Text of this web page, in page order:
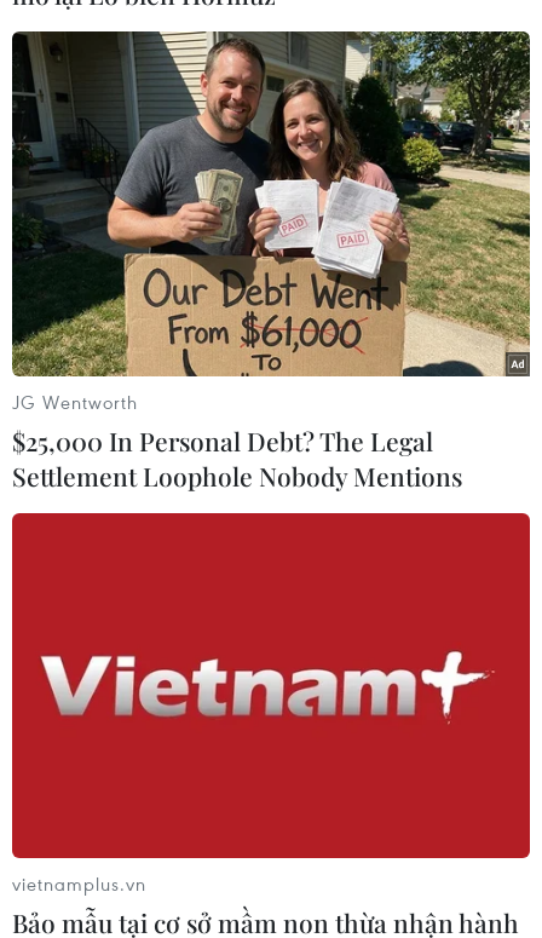
đoán nhiễm SARS-CoV-2 hôm qua đã tử vong.
Ukraine, quốc gia có 42 triệu dân, đến nay đã
ghi nhận 3 trường hợp nhiễm SARS-CoV-2.
[Truyền thống Brazil: Tổng thống J.Bolsonaro
dương tính với SARS-CoV-2]
Cùng ngày, Bộ Y tế Sudan cho biết nước này đã
xác nhận trường hợp đầu tiên nhiễm COVID-19.
Theo bộ trên, bệnh nhân 50 tuổi này là một
người đàn ông và đã tử vong do virus SARS-CoV-
2 trong ngày 12/3 tại thủ đô Khartoum. Bệnh
nhân này từng tới Các tiểu vương quốc Arab
thống nhất (UAE) trước đó trong tháng./.
JG Wentworth
$25,000 In Personal Debt? The Legal
Settlement Loophole Nobody Mentions
vietnamplus.vn
Bảo mẫu tại cơ sở mầm non thừa nhận hành